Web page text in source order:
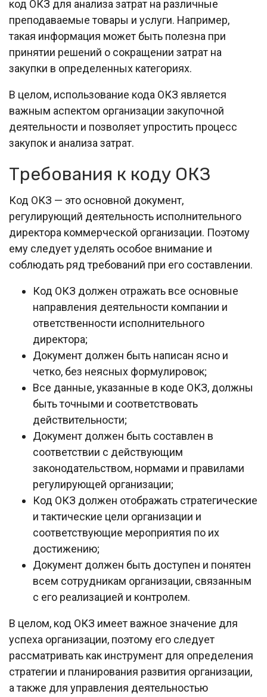
код ОКЗ для анализа затрат на различные
преподаваемые товары и услуги. Например,
такая информация может быть полезна при
принятии решений о сокращении затрат на
закупки в определенных категориях.
В целом, использование кода ОКЗ является
важным аспектом организации закупочной
деятельности и позволяет упростить процесс
закупок и анализа затрат.
Требования к коду ОКЗ
Код ОКЗ — это основной документ,
регулирующий деятельность исполнительного
директора коммерческой организации. Поэтому
ему следует уделять особое внимание и
соблюдать ряд требований при его составлении.
Код ОКЗ должен отражать все основные
направления деятельности компании и
ответственности исполнительного
директора;
Документ должен быть написан ясно и
четко, без неясных формулировок;
Все данные, указанные в коде ОКЗ, должны
быть точными и соответствовать
действительности;
Документ должен быть составлен в
соответствии с действующим
законодательством, нормами и правилами
регулирующей организации;
Код ОКЗ должен отображать стратегические
и тактические цели организации и
соответствующие мероприятия по их
достижению;
Документ должен быть доступен и понятен
всем сотрудникам организации, связанным
с его реализацией и контролем.
В целом, код ОКЗ имеет важное значение для
успеха организации, поэтому его следует
рассматривать как инструмент для определения
стратегии и планирования развития организации,
а также для управления деятельностью